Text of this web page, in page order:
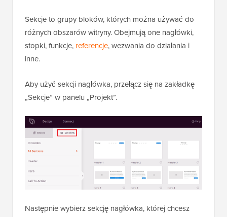
Sekcje to grupy bloków, których można używać do
różnych obszarów witryny. Obejmują one nagłówki,
stopki, funkcje, referencje, wezwania do działania i
inne.
Aby użyć sekcji nagłówka, przełącz się na zakładkę
„Sekcje” w panelu „Projekt”.
Następnie wybierz sekcję nagłówka, której chcesz